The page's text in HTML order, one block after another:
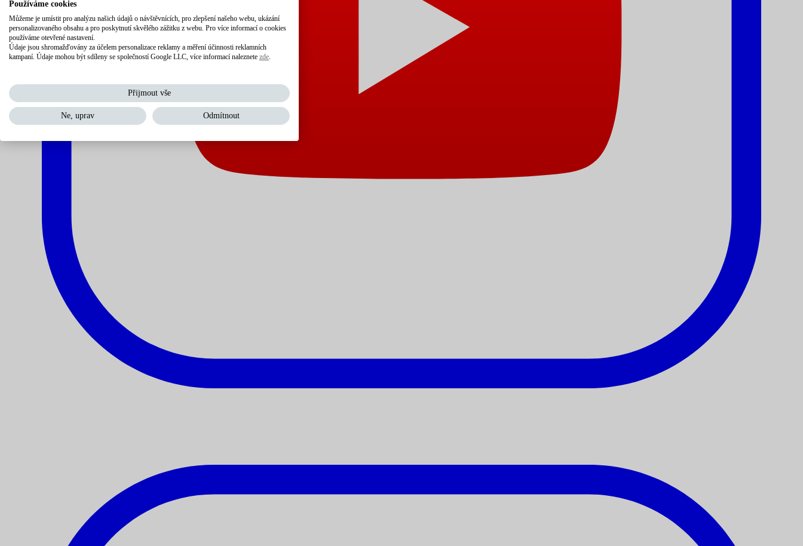
Používáme cookies
Můžeme je umístit pro analýzu našich údajů o návštěvnících, pro zlepšení našeho webu, ukázání
personalizovaného obsahu a pro poskytnutí skvělého zážitku z webu. Pro více informací o cookies
používáme otevřené nastavení.
Údaje jsou shromažďovány za účelem personalizace reklamy a měření účinnosti reklamních
kampaní. Údaje mohou být sdíleny se společností Google LLC, více informací naleznete zde.
Přijmout vše
Ne, uprav Odmítnout